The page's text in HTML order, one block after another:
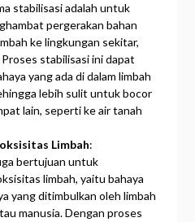
stabilisasi adalah untuk
pergerakan bahan
ke lingkungan sekitar,
stabilisasi ini dapat
yang ada di dalam limbah
lebih sulit untuk bocor
lain, seperti ke air tanah
Limbah:
bertujuan untuk
limbah, yaitu bahaya
yang ditimbulkan oleh limbah
manusia. Dengan proses